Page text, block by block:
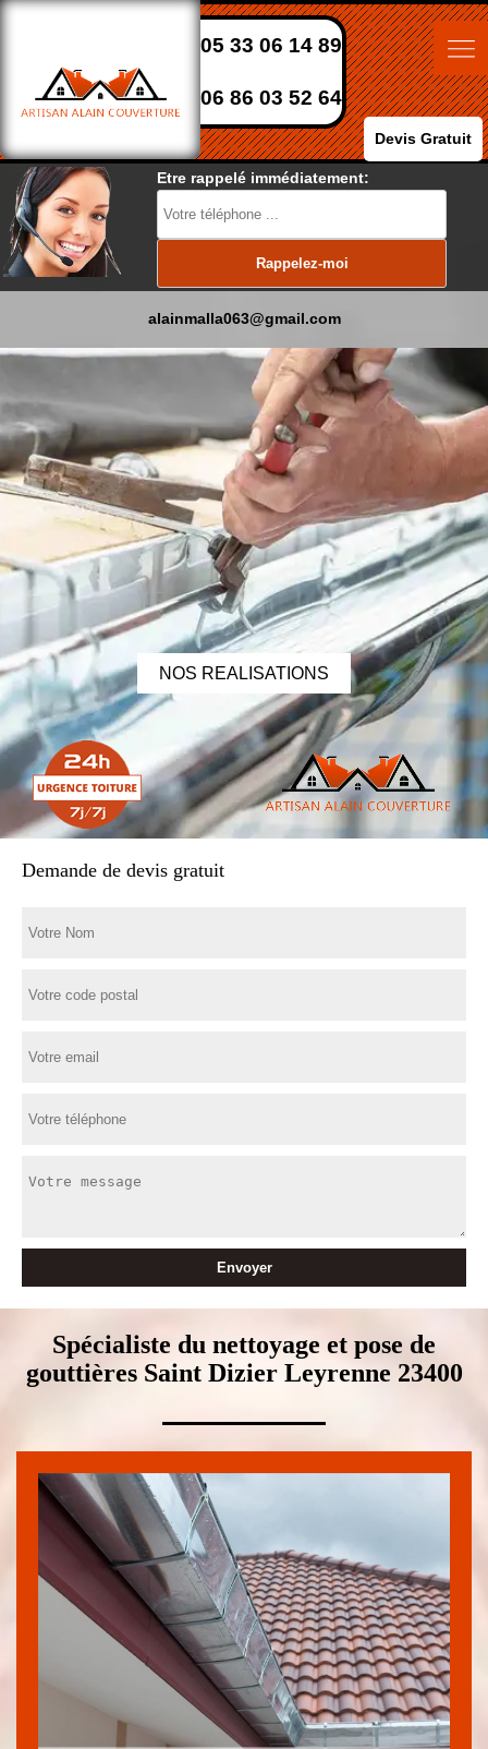
05 33 06 14 89
06 86 03 52 64
Devis Gratuit
Etre rappelé immédiatement:
alainmalla063@gmail.com
NOS REALISATIONS
Demande de devis gratuit
Spécialiste du nettoyage et pose de
gouttières Saint Dizier Leyrenne 23400